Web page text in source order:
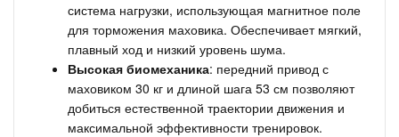
система нагрузки, использующая магнитное поле
для торможения маховика. Обеспечивает мягкий,
плавный ход и низкий уровень шума.
Высокая биомеханика: передний привод с
маховиком 30 кг и длиной шага 53 см позволяют
добиться естественной траектории движения и
максимальной эффективности тренировок.